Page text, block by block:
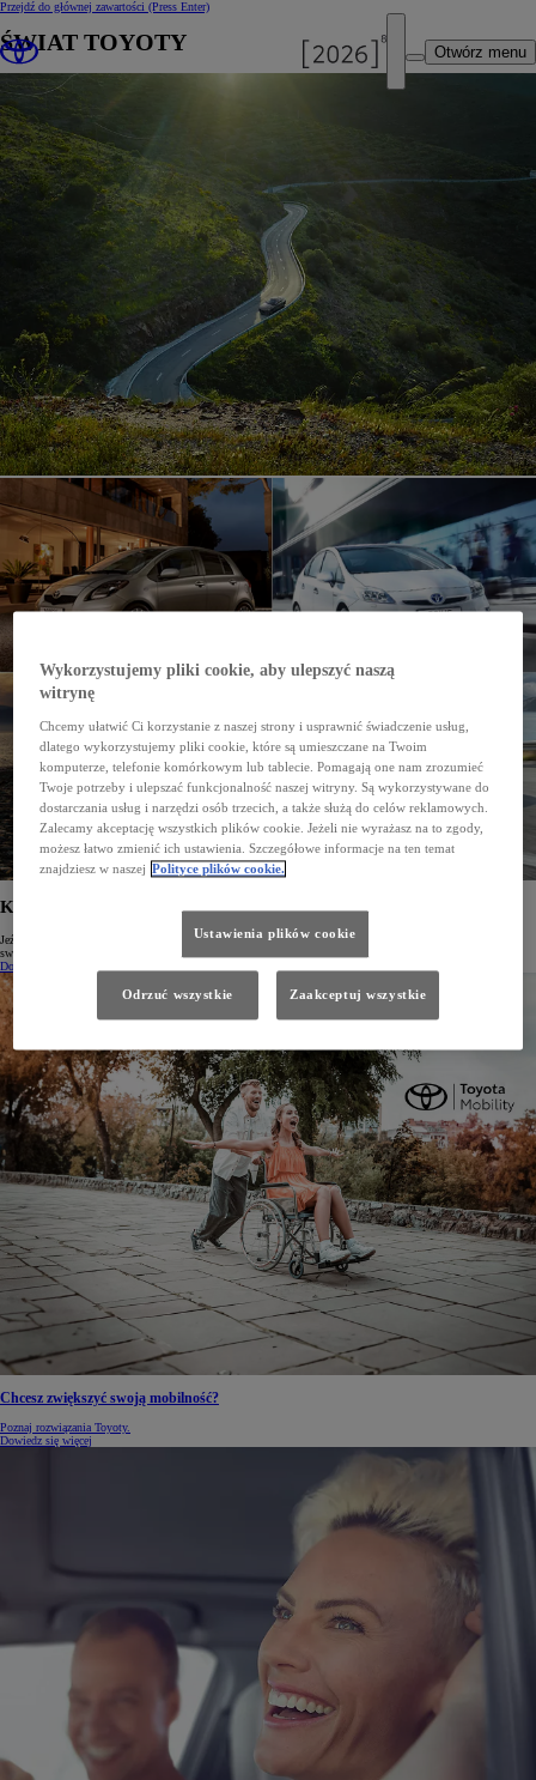
Przejdź do głównej zawartości (Press Enter)
Otwórz menu
ŚWIAT TOYOTY
KLUB REKORDOWYCH PRZEBIEGÓW TOYOTY
Jeździsz Toyotą, która ma przebieg co najmniej 200 000 km? Dołącz do Klubu i podziel się z nami historią
swoich podróży.
Dowiedz się więcej
Chcesz zwiększyć swoją mobilność?
Poznaj rozwiązania Toyoty.
Dowiedz się więcej
Wykorzystujemy pliki cookie, aby ulepszyć naszą
witrynę
Chcemy ułatwić Ci korzystanie z naszej strony i usprawnić świadczenie usług,
dlatego wykorzystujemy pliki cookie, które są umieszczane na Twoim
komputerze, telefonie komórkowym lub tablecie. Pomagają one nam zrozumieć
Twoje potrzeby i ulepszać funkcjonalność naszej witryny. Są wykorzystywane do
dostarczania usług i narzędzi osób trzecich, a także służą do celów reklamowych.
Zalecamy akceptację wszystkich plików cookie. Jeżeli nie wyrażasz na to zgody,
możesz łatwo zmienić ich ustawienia. Szczegółowe informacje na ten temat
znajdziesz w naszej Polityce plików cookie.
Ustawienia plików cookie
Odrzuć wszystkie Zaakceptuj wszystkie